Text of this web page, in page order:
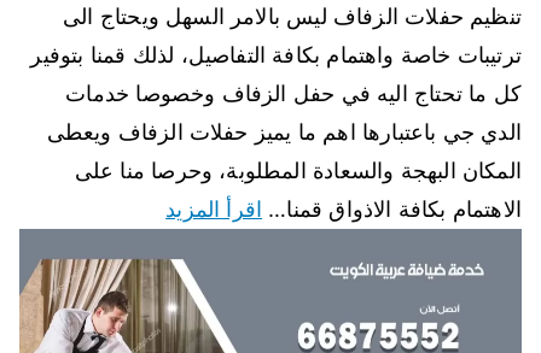
تنظيم حفلات الزفاف ليس بالامر السهل ويحتاج الى
ترتيبات خاصة واهتمام بكافة التفاصيل، لذلك قمنا بتوفير
كل ما تحتاج اليه في حفل الزفاف وخصوصا خدمات
الدي جي باعتبارها اهم ما يميز حفلات الزفاف ويعطى
المكان البهجة والسعادة المطلوبة، وحرصا منا على
الاهتمام بكافة الاذواق قمنا… اقرأ المزيد